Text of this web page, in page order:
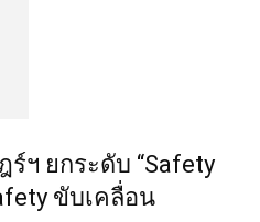
ฯ ยกระดับ “Safety
ขับเคลื่อน